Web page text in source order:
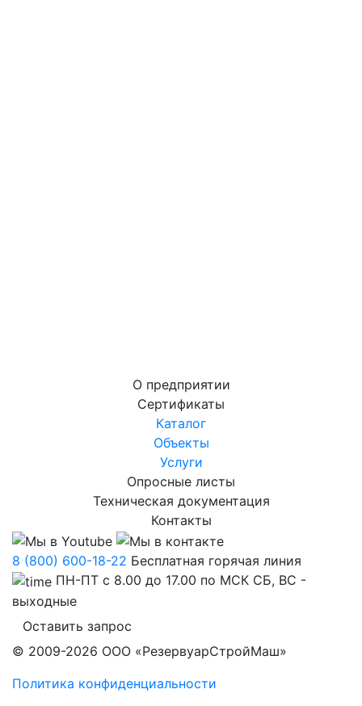
О предприятии
Сертификаты
Каталог
Объекты
Услуги
Опросные листы
Техническая документация
Контакты
8 (800) 600-18-22 Бесплатная горячая линия
ПН-ПТ с 8.00 до 17.00 по МСК СБ, ВС -
выходные
Оставить запрос
© 2009-2026 ООО «РезервуарСтройМаш»
Политика конфиденциальности